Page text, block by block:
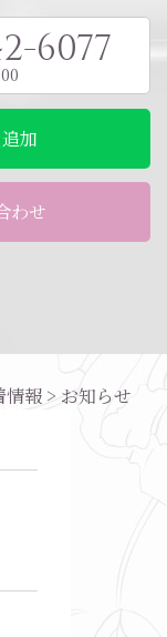
6077
加
わせ
情報 > お知らせ